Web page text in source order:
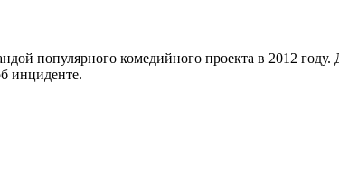
популярного комедийного проекта в 2012
инциденте.